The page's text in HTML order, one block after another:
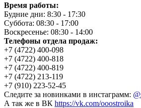
Время работы:
Будние дни: 8:30 - 17:30
Суббота: 08:30 - 17:00
Воскресенье: 08:30 - 14:00
Телефоны отдела продаж:
+7 (4722) 400-098
+7 (4722) 400-818
+7 (4722) 400-819
+7 (4722) 213-119
+7 (910) 223-52-45
Следите за новинками в инстаграмм:
А так же в ВК https://vk.com/ooostroika